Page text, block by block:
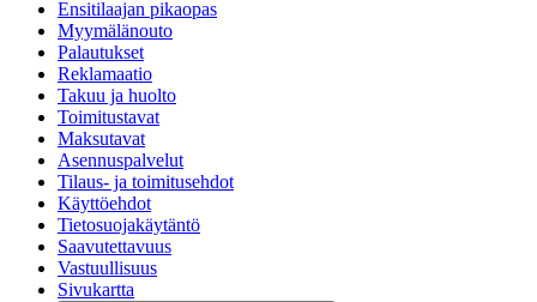
Ensitilaajan pikaopas
Myymälänouto
Palautukset
Reklamaatio
Takuu ja huolto
Toimitustavat
Maksutavat
Asennuspalvelut
Tilaus- ja toimitusehdot
Käyttöehdot
Tietosuojakäytäntö
Saavutettavuus
Vastuullisuus
Sivukartta